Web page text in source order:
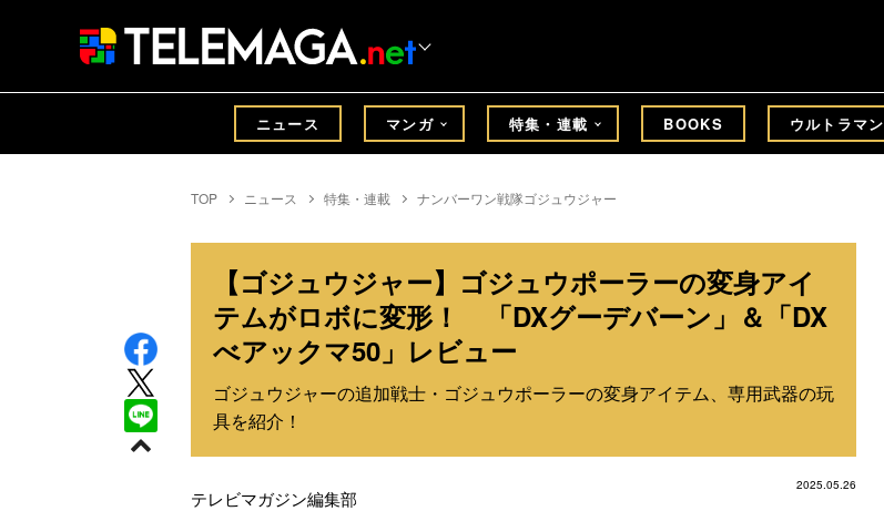
ニュース マンガ 特集・連載 BOOKS ウルトラマン
TOP ニュース 特集・連載 ナンバーワン戦隊ゴジュウジャー
【ゴジュウジャー】ゴジュウポーラーの変身アイ
テムがロボに変形！ 「DXグーデバーン」＆「DX
べアックマ50」レビュー
ゴジュウジャーの追加戦士・ゴジュウポーラーの変身アイテム、専用武器の玩
具を紹介！
2025.05.26
テレビマガジン編集部